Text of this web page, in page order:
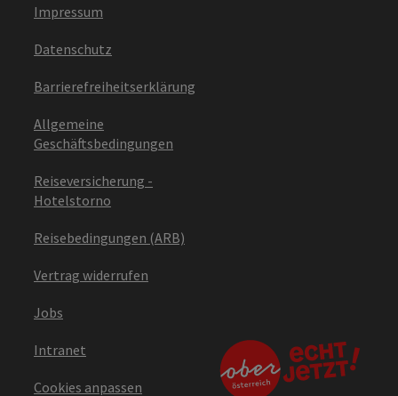
Impressum
Datenschutz
Barrierefreiheitserklärung
Allgemeine
Geschäftsbedingungen
Reiseversicherung -
Hotelstorno
Reisebedingungen (ARB)
Vertrag widerrufen
Jobs
Intranet
Cookies anpassen